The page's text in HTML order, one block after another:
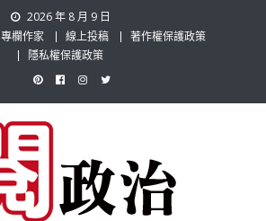
2026 年 8 月 9 日
專欄作家 線上投稿
著作權保護政策
隱私權保護政策